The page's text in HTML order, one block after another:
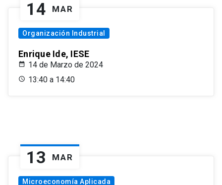
14 MAR
Organización Industrial
Enrique Ide, IESE
14 de Marzo de 2024
13:40 a 14:40
13 MAR
Microeconomía Aplicada